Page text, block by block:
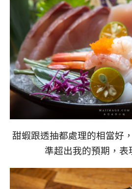
甜蝦跟透抽都處理的相當好
準超出我的預期，表